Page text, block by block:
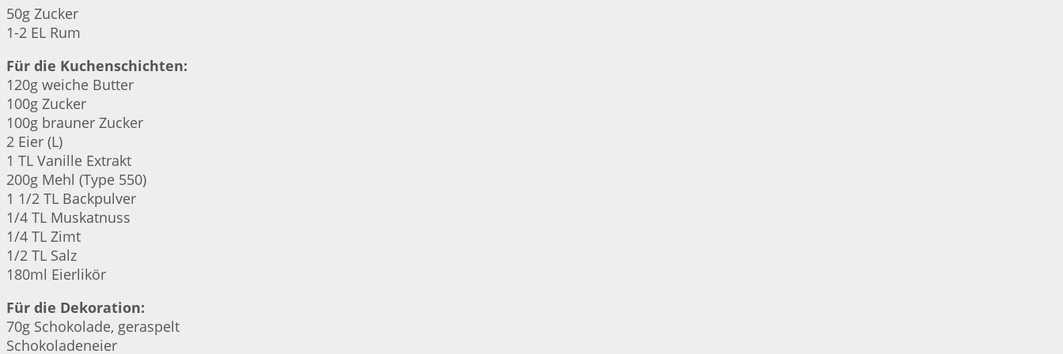
50g Zucker
1-2 EL Rum
Für die Kuchenschichten:
120g weiche Butter
100g Zucker
100g brauner Zucker
2 Eier (L)
1 TL Vanille Extrakt
200g Mehl (Type 550)
1 1/2 TL Backpulver
1/4 TL Muskatnuss
1/4 TL Zimt
1/2 TL Salz
180ml Eierlikör
Für die Dekoration:
70g Schokolade, geraspelt
Schokoladeneier